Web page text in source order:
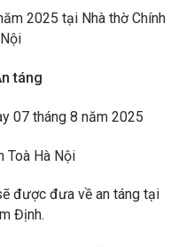
2025 tại Nhà thờ Chính
táng
07 tháng 8 năm 2025
Toà Hà Nội
được đưa về an táng tại
Định.